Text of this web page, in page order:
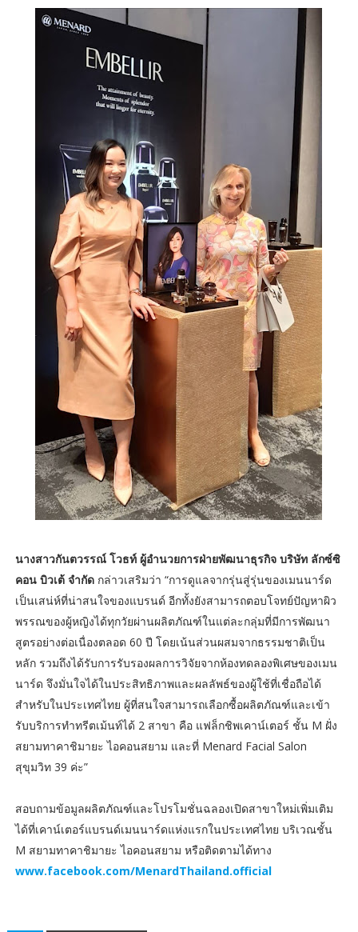
นางสาวกันตวรรณ์ โวธท์ ผู้อำนวยการฝ่ายพัฒนาธุรกิจ บริษัท ลักซ์ซิ
คอน บิวเต้ จำกัดกล่าวเสริมว่า “การดูแลจากรุ่นสู่รุ่นของเมนนาร์ด
เป็นเสน่ห์ที่น่าสนใจของแบรนด์ อีกทั้งยังสามารถตอบโจทย์ปัญหาผิว
พรรณของผู้หญิงได้ทุกวัยผ่านผลิตภัณฑ์ในแต่ละกลุ่มที่มีการพัฒนา
สูตรอย่างต่อเนื่องตลอด 60 ปี โดยเน้นส่วนผสมจากธรรมชาติเป็น
หลัก รวมถึงได้รับการรับรองผลการวิจัยจากห้องทดลองพิเศษของเมน
นาร์ด จึงมั่นใจได้ในประสิทธิภาพและผลลัพธ์ของผู้ใช้ที่เชื่อถือได้
สำหรับในประเทศไทย ผู้ที่สนใจสามารถเลือกซื้อผลิตภัณฑ์และเข้า
รับบริการทำทรีตเม้นท์ได้ 2 สาขา คือ แฟล็กชิพเคาน์เตอร์ ชั้น M ฝั่ง
สยามทาคาชิมายะ ไอคอนสยาม และที่ Menard Facial Salon
สุขุมวิท 39 ค่ะ”
สอบถามข้อมูลผลิตภัณฑ์และโปรโมชั่นฉลองเปิดสาขาใหม่เพิ่มเติม
ได้ที่เคาน์เตอร์แบรนด์เมนนาร์ดแห่งแรกในประเทศไทย บริเวณชั้น
M สยามทาคาชิมายะ ไอคอนสยาม หรือติดตามได้ทาง
www.facebook.com/MenardThailand.official